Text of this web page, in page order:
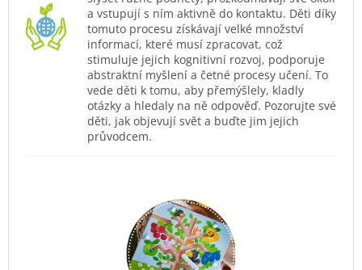
a vstupují s ním aktivně do kontaktu. Děti díky
tomuto procesu získávají velké množství
informací, které musí zpracovat, což
stimuluje jejich kognitivní rozvoj, podporuje
abstraktní myšlení a četné procesy učení. To
vede děti k tomu, aby přemýšlely, kladly
otázky a hledaly na ně odpověď. Pozorujte své
děti, jak objevují svět a buďte jim jejich
průvodcem.